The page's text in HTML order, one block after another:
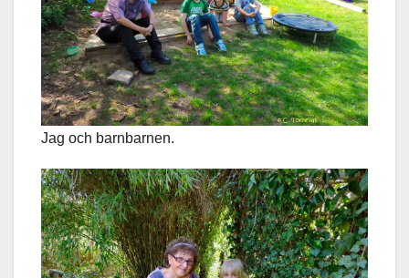
Jag och barnbarnen.